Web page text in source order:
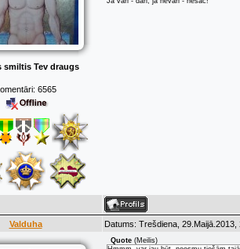
smiltis Tev draugs
6565
Valduha Datums: Trešdiena,
Quote (Meilis)